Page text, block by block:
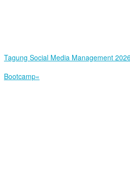
Tagung Social Media Management
Bootcamp«